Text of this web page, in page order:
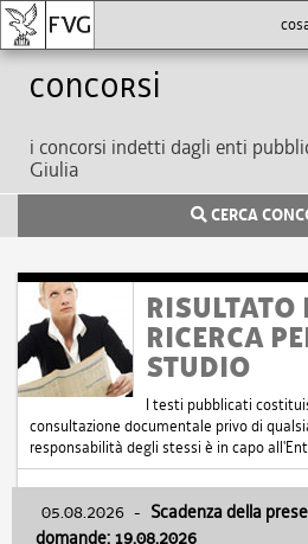
Concorsi
i concorsi indetti dagli enti
Giulia
CERCA
RISULTATO
RICERCA
STUDIO
I testi pubblicati
consultazione documentale privo di
responsabilità degli stessi è in capo
05.08.2026 - Scadenza della
domande: 19.08.2026